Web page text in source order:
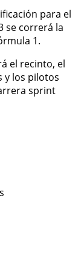
para el
se correrá la
1.
el recinto, el
y los pilotos
sprint